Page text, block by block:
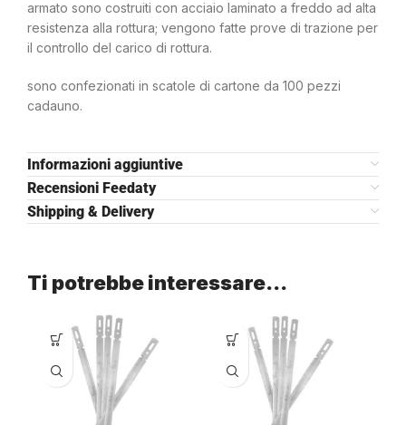
armato sono costruiti con acciaio laminato a freddo ad alta
resistenza alla rottura; vengono fatte prove di trazione per
il controllo del carico di rottura.
sono confezionati in scatole di cartone da 100 pezzi
cadauno.
Informazioni aggiuntive
Recensioni Feedaty
Shipping & Delivery
Ti potrebbe interessare…